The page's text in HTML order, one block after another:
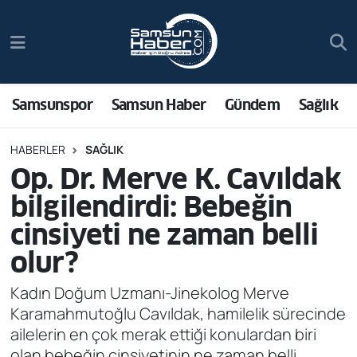
Samsunspor Samsun Haber Gündem Sağlık
HABERLER SAĞLIK
Op. Dr. Merve K. Cavıldak
bilgilendirdi: Bebeğin
cinsiyeti ne zaman belli
olur?
Kadın Doğum Uzmanı-Jinekolog Merve
Karamahmutoğlu Cavıldak, hamilelik sürecinde
ailelerin en çok merak ettiği konulardan biri
Samsun Haber
Sağlık
Asayiş
Bilim ve Teknoloji
Bölge
Dünya
Ekonomi
Trafik Durumu
Süper Lig Puan Durumu ve Fikstür
Tüm Manşetler
Son Dakika Haberleri
Haber Arşivi